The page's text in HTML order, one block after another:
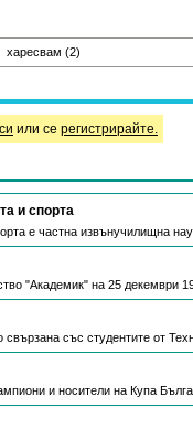
харесвам (2)
или се регистрирайте.
и спорта
е частна извънучилищна
"Академик" на 25 декември
със студентите от
и носители на Купа